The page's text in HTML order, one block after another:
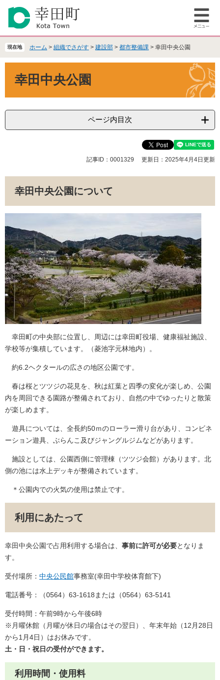
の
頭
ー
飛
本
文
メ
現在地 ホーム > 組織でさがす > 建設部 > 都市整備課 > 幸田中央公園
幸田中央公園
ページ内目次
記事ID：0001329 更新日：2025年4月4日更新
幸田中央公園について
幸田町の中央部に位置し、周辺には幸田町役場、健康福祉施設、
学校等が集積しています。（菱池字元林地内）。
約6.2ヘクタールの広さの地区公園です。
春は桜とツツジの花見を、秋は紅葉と四季の変化が楽しめ、公園
内を周回できる園路が整備されており、自然の中でゆったりと散策
が楽しめます。
遊具については、全長約50ｍのローラー滑り台があり、コンビネ
ーション遊具、ぶらんこ及びジャングルジムなどがあります。
施設としては、公園西側に管理棟（ツツジ会館）があります。北
側の池には水上デッキが整備されています。
＊公園内での火気の使用は禁止です。
利用にあたって
幸田中央公園で占用利用する場合は、 事前に許可が必要となりま
す。
受付場所： 中央公民館事務室(幸田中学校体育館下)
電話番号：（0564）63-1618または（0564）63-5141
受付時間：午前9時から午後6時
※月曜休館（月曜が休日の場合はその翌日）、年末年始（12月28日
から1月4日）はお休みです。
土・日・祝日の受付ができます。
利用時間・使用料